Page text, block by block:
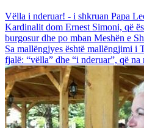
Vëlla i nderuar! - i shkruan Papa
Kardinalit dom Ernest Simoni, që
burgosur dhe po mban Meshën e
Sa mallëngjyes është mallëngjimi
fjalë: “vëlla” dhe “i nderuar”, që